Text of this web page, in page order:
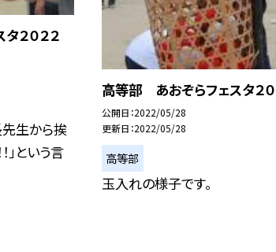
２０２２
生から挨
」という言
高等部 あおぞらフェスタ２０
公開日 2022/05/28
更新日 2022/05/28
高等部
玉入れの様子です。